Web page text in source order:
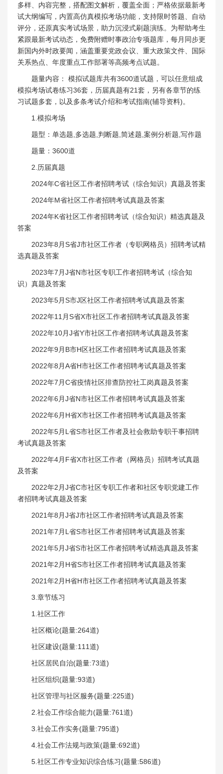
多样、内容完整，搭配图文解析，覆盖全面；严格依据最新考
试大纲编写，内置高仿真模拟考场功能，支持限时答题、自动
评分，还原真实考试场景，助力沉浸式刷题演练。为帮助考生
紧跟最新考试动态，免费附赠时事政治专项题库，每月同步更
新国内外时政要闻，涵盖重要党政会议、重大政策文件、国际
关系热点、年度重点工作部署等高频考点试题。
题量内容： 模拟试题库共有3600道试题，可以任意组成
模拟考场试卷练习36套，历届真题有21套，另有各章节的练
习试题多套，以及多条考试介绍和考试指南(辅导资料)。
1.模拟考场
题型：单选题,多选题,判断题,简述题,案例分析题,写作题
题量：3600道
2.历届真题
2024年C省社区工作者招聘考试（综合知识）真题及答案
2024年M省社区工作者招聘考试真题及答案
2024年K省社区工作者招聘考试（综合知识）精选真题及
答案
2023年8月S省J市社区工作者（专职网格员）招聘考试精
选真题及答案
2023年7月J省N市社区专职工作者招聘考试（综合知
识）真题及答案
2023年5月S市J区社区工作者招聘考试真题及答案
2022年11月S省X市社区工作者招聘考试真题及答案
2022年10月J省Y市社区工作者招聘考试真题及答案
2022年9月B市H区社区工作者招聘考试真题及答案
2022年8月A省H市社区工作者招聘考试真题及答案
2022年7月C省疫情社区排查防控社工岗真题及答案
2022年6月J省N市社区工作者招聘考试真题及答案
2022年6月H省X市社区工作者招聘考试真题及答案
2022年5月L省S市社区工作者及社会救助专职干事招聘
考试真题及答案
2022年4月F省X市社区工作者（网格员）招聘考试真题
及答案
2022年2月J省C市社区专职工作者和社区专职党建工作
者招聘考试真题及答案
2021年8月J省J市社区工作者招聘考试真题及答案
2021年7月L省S市社区工作者招聘考试真题及答案
2021年5月J省S市社区工作者招聘考试精选真题及答案
2021年2月H省S市社区工作者招聘考试真题及答案
2021年2月H省H市社区工作者招聘考试真题及答案
3.章节练习
1.社区工作
社区概论(题量:264道)
社区建设(题量:111道)
社区居民自治(题量:73道)
社区组织(题量:93道)
社区管理与社区服务(题量:225道)
2.社会工作综合能力(题量:761道)
3.社会工作实务(题量:795道)
4.社会工作法规与政策(题量:692道)
5.社区工作专业知识综合练习(题量:586道)